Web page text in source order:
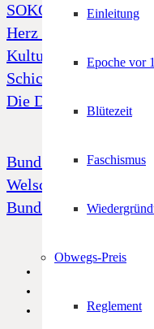
Einleitung
Epoche vor
Blütezeit
Faschismus
Obwegs-Preis
Reglement
SOKO Tatort „Alto
Herz Jesu Notfonds
Kulturfonds
Schicksal 39
Die Dornenkrone
Bund Tiroler
Welschtiroler
Bund Bayerischen